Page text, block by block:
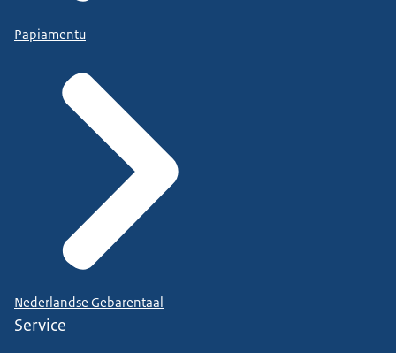
Papiamentu
Nederlandse Gebarentaal
Service